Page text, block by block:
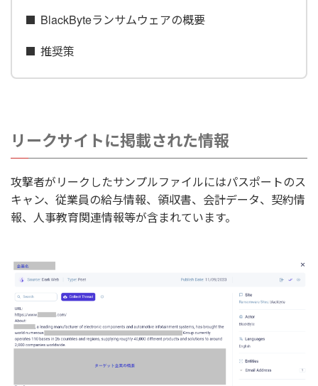
BlackByteランサムウェアの概要
推奨策
リークサイトに掲載された情報
攻撃者がリークしたサンプルファイルにはパスポートのス
キャン、従業員の給与情報、領収書、会計データ、契約情
報、人事教育関連情報等が含まれています。